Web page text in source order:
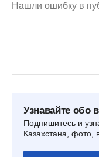
Нашли ошибку в
Узнавайте обо
Подпишитесь и
Казахстана, фото,